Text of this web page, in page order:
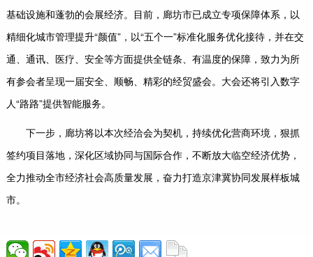
基础设施和蓬勃的会展经济。目前，廊坊市已成立专项保障体系，以
精细化城市管理提升“颜值”，以“五个一”标准化服务优化接待，并在交
通、通讯、医疗、安全等方面提供全链条、有温度的保障，致力为所
有参会者呈现一届安全、顺畅、精彩的经贸盛会。大会还将引入数字
人“路路”提供智能服务。
下一步，廊坊将以本次经洽会为契机，持续优化营商环境，狠抓
签约项目落地，深化区域协同与国际合作，不断放大临空经济优势，
全力推动全市经济社会高质量发展，奋力打造京津冀协同发展样板城
市。